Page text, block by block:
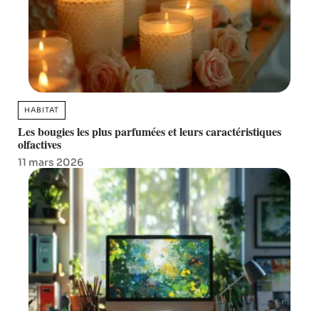
HABITAT
Les bougies les plus parfumées et leurs caractéristiques
olfactives
11 mars 2026